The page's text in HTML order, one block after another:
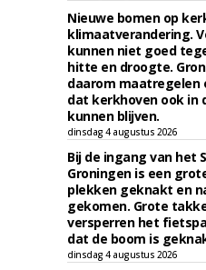
Nieuwe bomen op
klimaatverandering.
kunnen niet goed
hitte en droogte.
daarom maatregelen
dat kerkhoven ook in
kunnen blijven.
dinsdag 4 augustus 2026
Bij de ingang van het
Groningen is een
plekken geknakt en
gekomen. Grote
versperren het
dat de boom is
dinsdag 4 augustus 2026